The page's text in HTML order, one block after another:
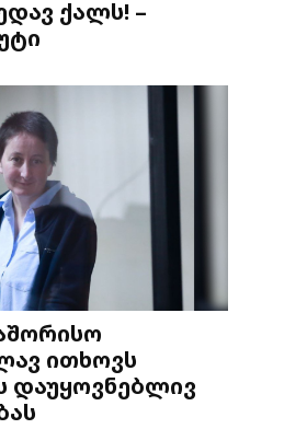
ქალს! –
ითხოვს